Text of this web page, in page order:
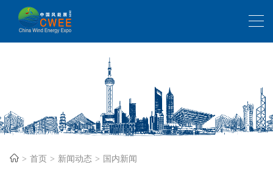
首页 新闻动态 国内新闻